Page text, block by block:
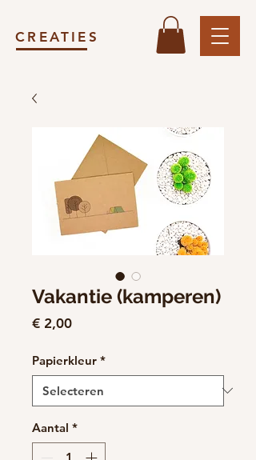
CREATIES
Vakantie (kamperen)
€ 2,00Prijs
Papierkleur *
Aantal *